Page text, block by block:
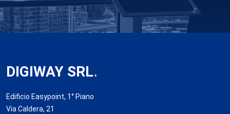
DIGIWAY SRL.
Edificio Easypoint, 1° Piano
Via Caldera, 21